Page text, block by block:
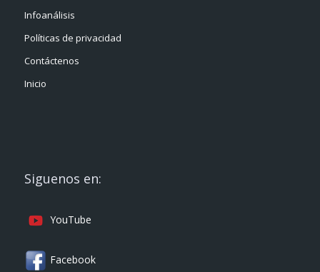
Infoanálisis
Políticas de privacidad
Contáctenos
Inicio
Siguenos en:
YouTube
Facebook